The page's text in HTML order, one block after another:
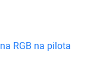
RGB na pilota